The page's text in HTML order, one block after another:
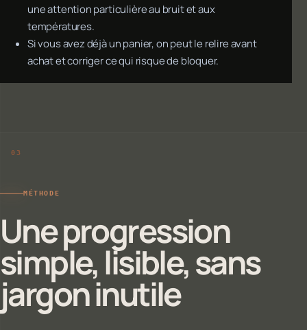
une attention particulière au bruit et aux
températures.
Si vous avez déjà un panier, on peut le relire avant
achat et corriger ce qui risque de bloquer.
MÉTHODE
Une progression
simple, lisible, sans
jargon inutile